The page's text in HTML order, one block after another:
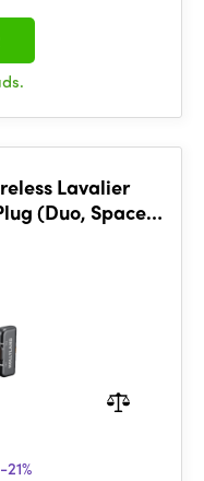
Lavalier
(Duo, Space
-21%